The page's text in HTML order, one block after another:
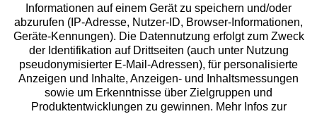
Geprüfte Sicherheit
Unsere Apps
Informationen auf einem Gerät zu speichern und/oder
abzurufen (IP-Adresse, Nutzer-ID, Browser-Informationen,
Geräte-Kennungen). Die Datennutzung erfolgt zum Zweck
der Identifikation auf Drittseiten (auch unter Nutzung
pseudonymisierter E-Mail-Adressen), für personalisierte
Anzeigen und Inhalte, Anzeigen- und Inhaltsmessungen
sowie um Erkenntnisse über Zielgruppen und
Produktentwicklungen zu gewinnen. Mehr Infos zur